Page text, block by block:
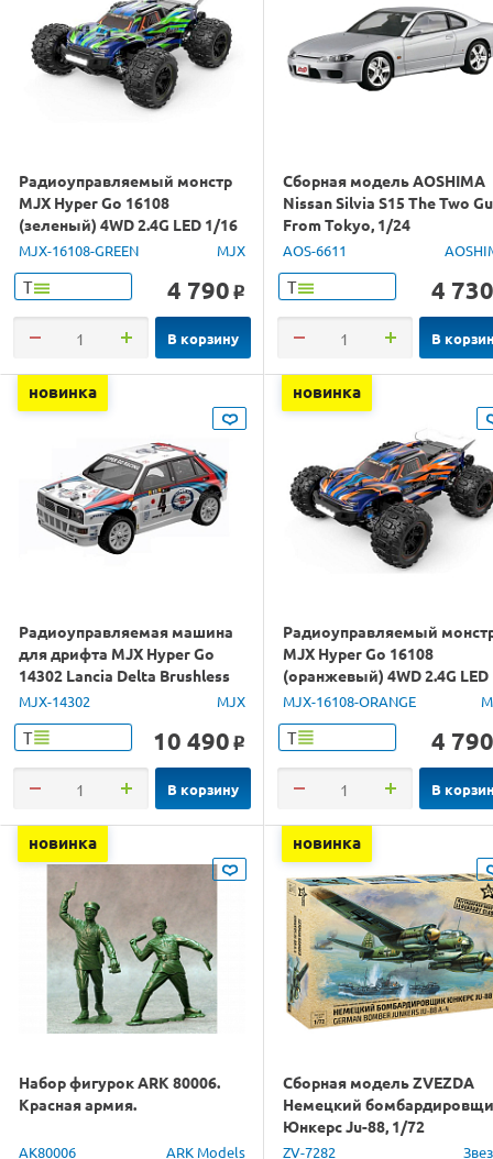
Радиоуправляемый монстр
MJX Hyper Go 16108
(зеленый) 4WD 2.4G LED 1/16
RTR
MJX-16108-GREEN MJX
Т 4 790 o
В корзину
Сборная модель AOSHIMA
Nissan Silvia S15 The Two
From Tokyo, 1/24
AOS-6611
Т 4 730
В
новинка
Радиоуправляемая машина
для дрифта MJX Hyper Go
14302 Lancia Delta Brushless
4WD 2.4G LED 1/14 RTR
MJX-14302 MJX
Т 10 490 o
В корзину
новинка
Радиоуправляемый
MJX Hyper Go 16108
(оранжевый) 4WD 2.4G LED
1/16 RTR
MJX-16108-ORANGE
Т 4 790
В
новинка
Набор фигурок ARK 80006.
Красная армия.
AK80006 ARK Models
новинка
Сборная модель ZVEZDA
Немецкий
Юнкерс Ju-88, 1/72
ZV-7282